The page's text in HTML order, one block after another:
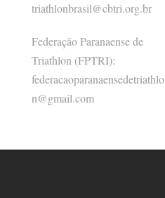
triathlonbrasil@cbtri.org.br
Federação Paranaense de
Triathlon (FPTRI):
federacaoparanaensedetriathlo
n@gmail.com